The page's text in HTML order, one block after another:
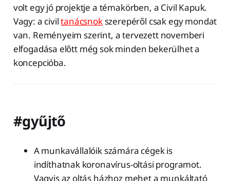
volt egy jó projektje a témakörben, a Civil Kapuk.
Vagy: a civiltanácsnokszerepéről csak egy mondat
van. Reményeim szerint, a tervezett novemberi
elfogadása előtt még sok minden bekerülhet a
koncepcióba.
#gyűjtő
A munkavállalóik számára cégek is
indíthatnak koronavírus-oltási programot.
Vagyis az oltás házhoz mehet a munkáltató